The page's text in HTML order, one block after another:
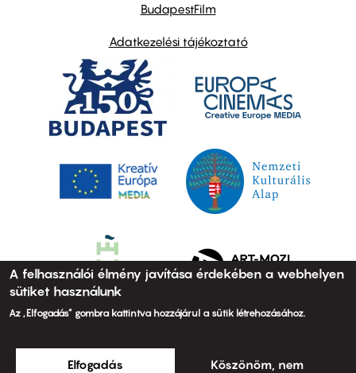
BudapestFilm
Adatkezelési tájékoztató
A felhasználói élmény javítása érdekében a webhelyen
sütiket használunk
Az „Elfogadás” gombra kattintva hozzájárul a sütik létrehozásához.
Elfogadás Köszönöm, nem